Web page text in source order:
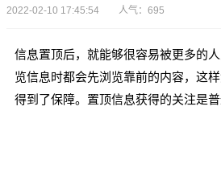
2022-02-10 17:45:54 人气：695
信息置顶后，就能够很容易被更多的
览信息时都会先浏览靠前的内容，这
得到了保障。置顶信息获得的关注是普